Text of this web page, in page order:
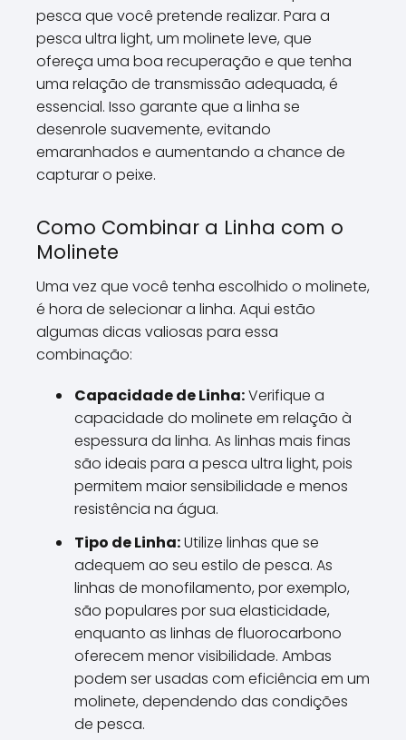
pesca que você pretende realizar. Para a
pesca ultra light, um molinete leve, que
ofereça uma boa recuperação e que tenha
uma relação de transmissão adequada, é
essencial. Isso garante que a linha se
desenrole suavemente, evitando
emaranhados e aumentando a chance de
capturar o peixe.
Como Combinar a Linha com o
Molinete
Uma vez que você tenha escolhido o molinete,
é hora de selecionar a linha. Aqui estão
algumas dicas valiosas para essa
combinação:
Capacidade de Linha:Verifique a
capacidade do molinete em relação à
espessura da linha. As linhas mais finas
são ideais para a pesca ultra light, pois
permitem maior sensibilidade e menos
resistência na água.
Tipo de Linha:Utilize linhas que se
adequem ao seu estilo de pesca. As
linhas de monofilamento, por exemplo,
são populares por sua elasticidade,
enquanto as linhas de fluorocarbono
oferecem menor visibilidade. Ambas
podem ser usadas com eficiência em um
molinete, dependendo das condições
de pesca.